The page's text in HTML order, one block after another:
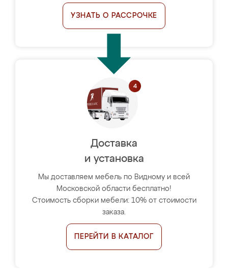
УЗНАТЬ О РАССРОЧКЕ
Доставка
и установка
Мы доставляем мебель по Видному и всей
Московской области бесплатно!
Стоимость сборки мебели: 10% от стоимости
заказа.
ПЕРЕЙТИ В КАТАЛОГ